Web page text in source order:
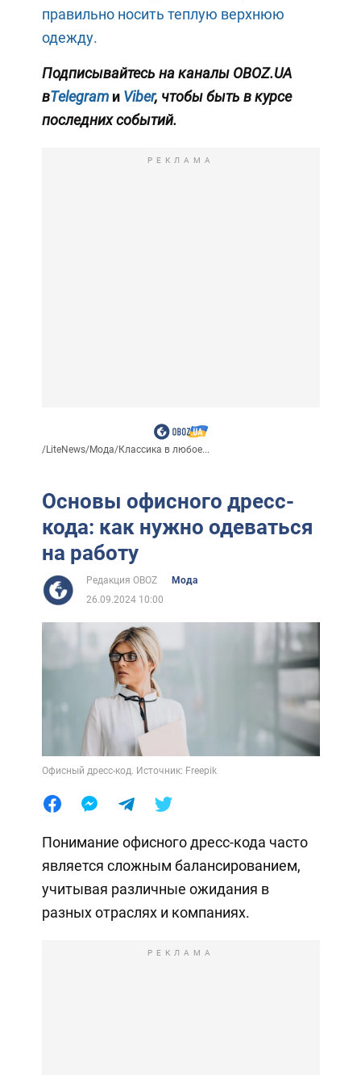
правильно носить теплую верхнюю
одежду.
Подписывайтесь на каналы OBOZ.UA
вTelegramи Viber, чтобы быть в курсе
последних событий.
РЕКЛАМА
/LiteNews/Мода/Классика в любое...
Основы офисного дресс-
кода: как нужно одеваться
на работу
Редакция OBOZ
Мода
26.09.2024 10:00
Офисный дресс-код. Источник: Freepik
Понимание офисного дресс-кода часто
является сложным балансированием,
учитывая различные ожидания в
разных отраслях и компаниях.
РЕКЛАМА